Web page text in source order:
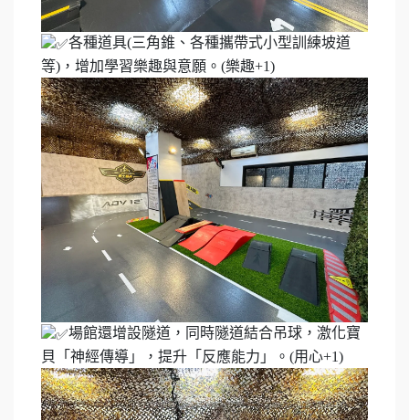
各種道具(三角錐、各種攜帶式小型訓練坡道
等)，增加學習樂趣與意願。(樂趣+1)
場館還增設隧道，同時隧道結合吊球，激化寶
貝「神經傳導」，提升「反應能力」。(用心+1)